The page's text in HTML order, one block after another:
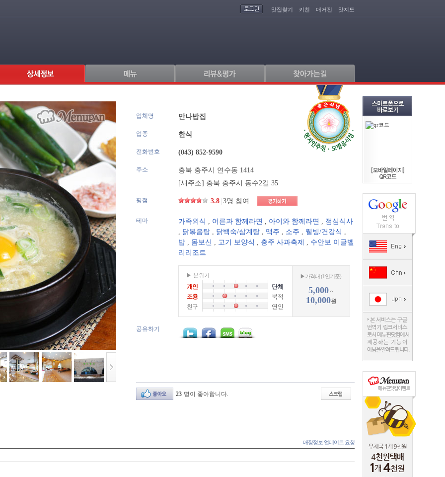
맛집찾기 키친 매거진 맛지도
업체명 만나밥집
업종 한식
전화번호 (043) 852-9590
주소
충북 충주시 연수동 1414
[새주소] 충북 충주시 동수2길 35
평점 3.8 3명 참여
테마 가족외식 , 어른과 함께라면 , 아이와 함께라면 , 점심식사
, 닭볶음탕 , 닭백숙/삼계탕 , 맥주 , 소주 , 웰빙/건강식 ,
밥 , 몸보신 , 고기 보양식 , 충주 사과축제 , 수안보 이글벨
리리조트
▶ 분위기
개인
단체
조용
북적
친구
연인
▶가격대 (1인기준)
5,000 ~
10,000원
공유하기
23 명이 좋아합니다.
매장정보 업데이트 요청